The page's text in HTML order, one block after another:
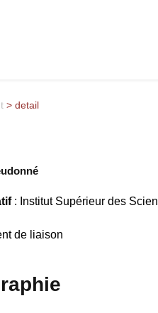
> detail
: Institut Supérieur des
de liaison